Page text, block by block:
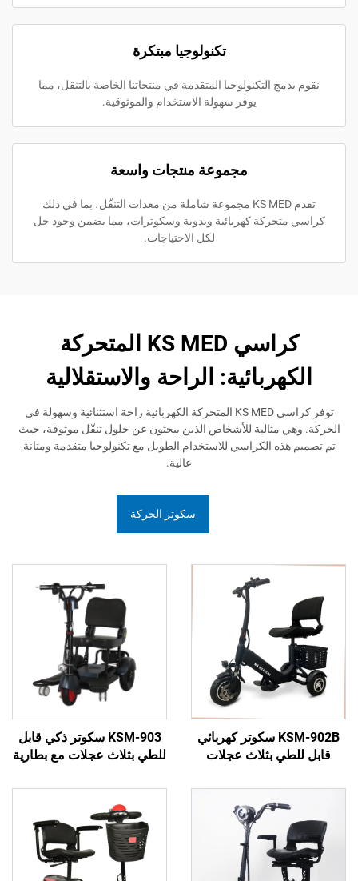
تكنولوجيا مبتكرة
التكنولوجيا المتقدمة في منتجاتنا الخاصة بالتنقل، مما
يوفر سهولة الاستخدام والموثوقية.
مجموعة منتجات واسعة
تقدم KS MED مجموعة شاملة من معدات التنقّل، بما في ذلك
كهربائية ويدوية وسكوترات، مما يضمن وجود حل
لكل الاحتياجات.
كراسي KS MED المتحركة
الراحة والاستقلالية
توفر كراسي KS MED المتحركة الكهربائية راحة استثنائية وسهولة في
مثالية للأشخاص الذين يبحثون عن حلول تنقّل موثوقة، حيث
الكراسي للاستخدام الطويل مع تكنولوجيا متقدمة ومتانة
KSM-902B سكوتر كهربائي
بثلاث عجلات
سكوتر ثلاثي
للأشخاص ذوي
الخاصة
KSM-903 سكوتر ذكي قابل
للطي بثلاث عجلات مع بطارية
للبالغين من ذوي الاحتياجات